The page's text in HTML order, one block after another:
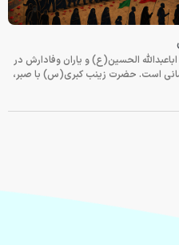
الحسین(ع) و یاران وفادارش در
است. حضرت زینب کبری(س) با صبر،